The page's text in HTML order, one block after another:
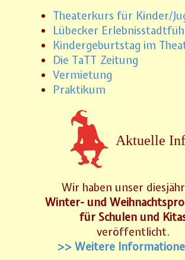
Theaterkurs für Kinder/
Lübecker
Kindergeburtstag im
Die TaTT Zeitung
Vermietung
Praktikum
Aktuelle
Wir haben unser
Winter- und
für Schulen und
veröffentlicht.
>> Weitere